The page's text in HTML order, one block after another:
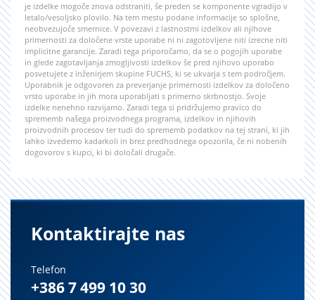
je izdelke mogoče znova odstraniti, še preden se komponente vgradijo v
letalo/vesoljsko plovilo. Na tem mestu podane informacije so splošne,
neobvezujoče smernice. V povezavi z lastnostmi izdelkov ali njihove
primernosti za določene vrste uporabe ni ni zagotovljene niti izrecne niti
implicitne garancije. Zaradi tega priporočamo, da se o pogojih uporabe
in glede zagotavljanja zmogljivosti izdelkov še pred njihovo uporabo
posvetujete z inženirjem skupine FUCHS, ki se ukvarja s tem področjem.
Uporabnik je odgovoren za preverjanje primernosti izdelkov za določeno
vrsto uporabe in jih mora uporabljati s primerno skrbnostjo. Svoje
izdelke nenehno razvijamo. Zaradi tega si pridržujemo pravico do
sprememb našega proizvodnega programa, izdelkov in njihovih
proizvodnih procesov ter tudi do sprememb podatkov na tej strani, ki jih
lahko izvedemo kadarkoli in brez predhodnega opozorila, če ni nobenih
dogovorov s kupci, ki bi določali drugače.
Kontaktirajte nas
Telefon
+386 7 499 10 30